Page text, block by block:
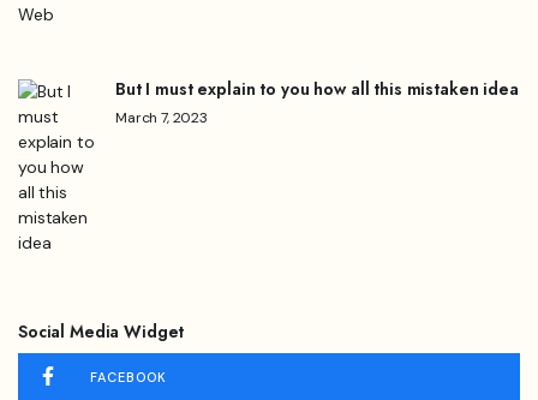
But I must explain to you how all this mistaken idea
March 7, 2023
Social Media Widget
FACEBOOK